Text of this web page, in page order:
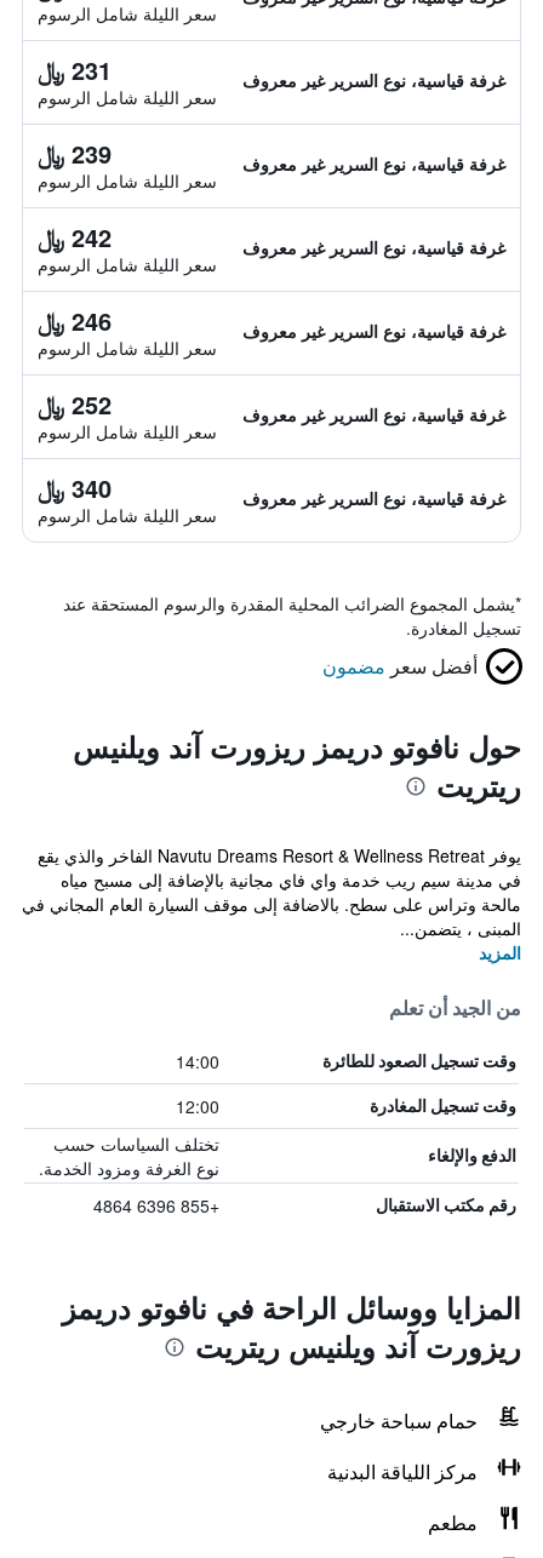
سعر الليلة شامل الرسوم
غرفة قياسية، نوع السرير غير معروف 231 ﷼
سعر الليلة شامل الرسوم
غرفة قياسية، نوع السرير غير معروف 239 ﷼
سعر الليلة شامل الرسوم
غرفة قياسية، نوع السرير غير معروف 242 ﷼
سعر الليلة شامل الرسوم
غرفة قياسية، نوع السرير غير معروف 246 ﷼
سعر الليلة شامل الرسوم
غرفة قياسية، نوع السرير غير معروف 252 ﷼
سعر الليلة شامل الرسوم
غرفة قياسية، نوع السرير غير معروف 340 ﷼
سعر الليلة شامل الرسوم
*يشمل المجموع الضرائب المحلية المقدرة والرسوم المستحقة عند
تسجيل المغادرة.
أفضل سعر مضمون
حول نافوتو دريمز ريزورت آند ويلنيس
ريتريت
يوفر Navutu Dreams Resort & Wellness Retreat الفاخر والذي يقع
في مدينة سيم ريب خدمة واي فاي مجانية بالإضافة إلى مسبح مياه
مالحة وتراس على سطح. بالاضافة إلى موقف السيارة العام المجاني في
المبنى ، يتضمن...
المزيد
من الجيد أن تعلم
وقت تسجيل الصعود للطائرة 14:00
وقت تسجيل المغادرة 12:00
الدفع والإلغاء
تختلف السياسات حسب
نوع الغرفة ومزود الخدمة.
رقم مكتب الاستقبال +855 6396 4864
المزايا ووسائل الراحة في نافوتو دريمز
ريزورت آند ويلنيس ريتريت
حمام سباحة خارجي
مركز اللياقة البدنية
مطعم